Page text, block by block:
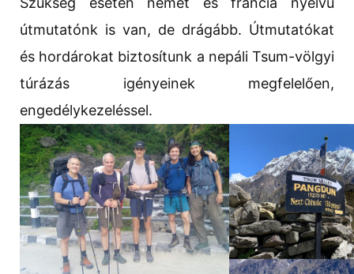
útmutatónk is van, de drágább. Útmutatókat
és hordárokat biztosítunk a nepáli Tsum-völgyi
túrázás igényeinek megfelelően,
engedélykezeléssel.